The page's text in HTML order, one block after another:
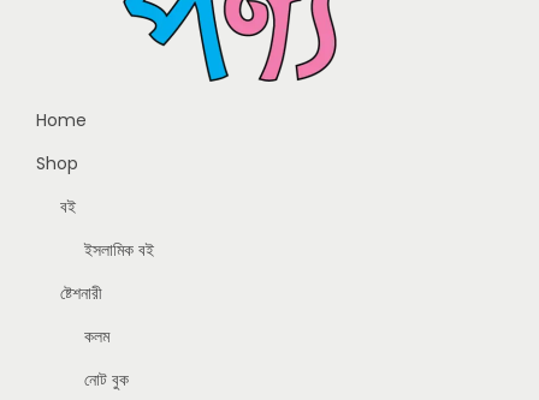
Home
Shop
বই
ইসলামিক বই
ষ্টেশনারী
কলম
নোট বুক